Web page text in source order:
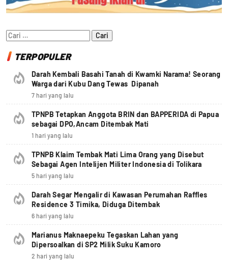
Cari
untuk:
TERPOPULER
Darah Kembali Basahi Tanah di Kwamki Narama! Seorang
Warga dari Kubu Dang Tewas Dipanah
7 hari yang lalu
TPNPB Tetapkan Anggota BRIN dan BAPPERIDA di Papua
sebagai DPO,Ancam Ditembak Mati
1 hari yang lalu
TPNPB Klaim Tembak Mati Lima Orang yang Disebut
Sebagai Agen Intelijen Militer Indonesia di Tolikara
5 hari yang lalu
Darah Segar Mengalir di Kawasan Perumahan Raffles
Residence 3 Timika, Diduga Ditembak
6 hari yang lalu
Marianus Maknaepeku Tegaskan Lahan yang
Dipersoalkan di SP2 Milik Suku Kamoro
2 hari yang lalu